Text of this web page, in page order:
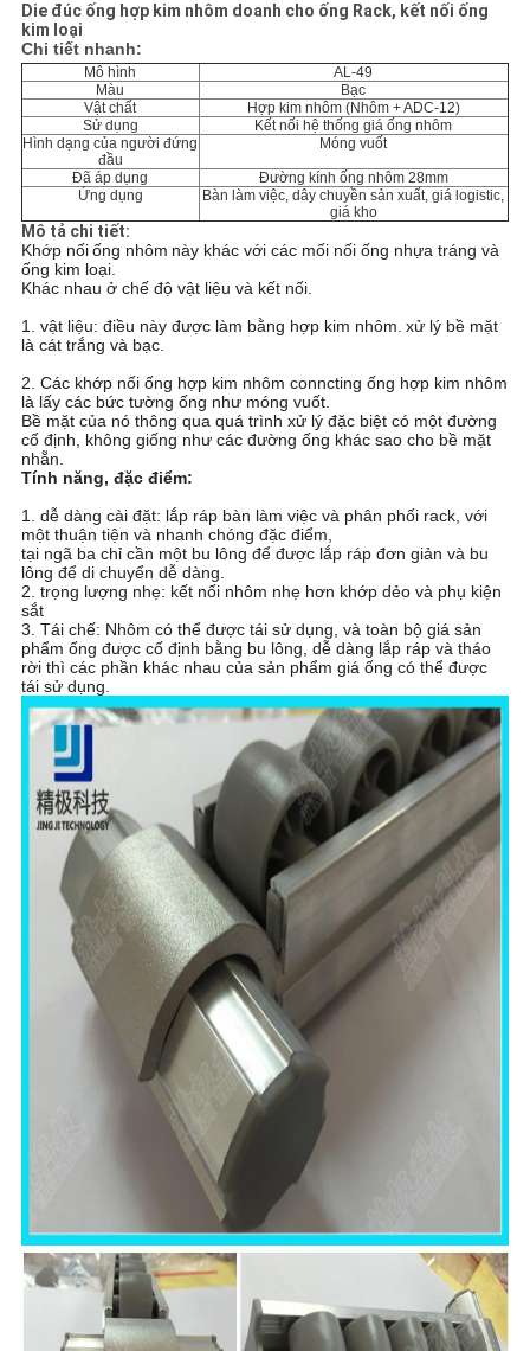
SƠ
ĐỒ
TRANG
WEB
CHÍNH
SÁCH
BẢO
MẬT
Die đúc ống hợp kim nhôm doanh cho ống Rack, kết nối ống
kim loại
Chi tiết nhanh:
Mô hình
AL-49
Màu
Bạc
Vật chất
Hợp kim nhôm (Nhôm + ADC-12)
Sử dụng
Kết nối hệ thống giá ống nhôm
Hình dạng của người đứng
đầu
Móng vuốt
Đã áp dụng
Đường kính ống nhôm 28mm
Ứng dụng
Bàn làm việc, dây chuyền sản xuất, giá logistic,
giá kho
Mô tả chi tiết:
Khớp nốiống nhôm này khác với các mối nối ống nhựa tráng và
ống kim loại.
Khác nhau ở chế độ vật liệu và kết nối.
1. vật liệu: điều này được làm bằng hợp kim nhôm. xử lý bề mặt
là cát trắng và bạc.
2. Các khớp nối ống hợp kim nhôm conncting ống hợp kim nhôm
là lấy các bức tường ống như móng vuốt.
Bề mặt của nó thông qua quá trình xử lý đặc biệt có một đường
cố định, không giống như các đường ống khác sao cho bề mặt
nhẵn.
Tính năng, đặc điểm:
1. dễ dàng cài đặt: lắp ráp bàn làm việc và phân phối rack, với
một thuận tiện và nhanh chóng đặc điểm,
tại ngã ba chỉ cần một bu lông để được lắp ráp đơn giản và bu
lông để di chuyển dễ dàng.
2. trọng lượng nhẹ: kết nối nhôm nhẹ hơn khớp dẻo và phụ kiện
sắt
3. Tái chế: Nhôm có thể được tái sử dụng, và toàn bộ giá sản
phẩm ống được cố định bằng bu lông, dễ dàng lắp ráp và tháo
rời thì các phần khác nhau của sản phẩm giá ống có thể được
tái sử dụng.